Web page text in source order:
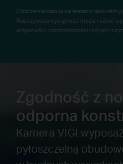
Obliczenia bazują na testach
Rzeczywista wydajność może różnić
aktywności, rozdzielczości i innych
Zgodność z
odporna
Kamera VIGI
pyłoszczelną